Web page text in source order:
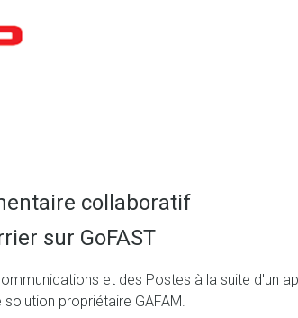
collaboratif
sur GoFAST
et des Postes à la suite d'un
propriétaire GAFAM.